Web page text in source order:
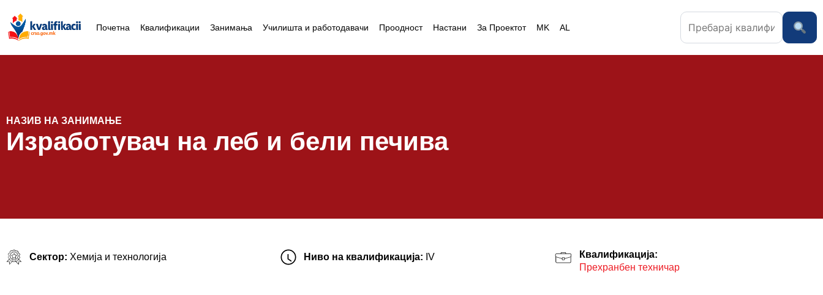
Почетна Квалификации Занимања Училишта и работодавачи Проодност Настани За Проектот MK AL
НАЗИВ НА ЗАНИМАЊЕ
Изработувач на леб и бели печива
Сектор: Хемија и технологија Ниво на квалификација: IV
Квалификација:
Прехранбен техничар